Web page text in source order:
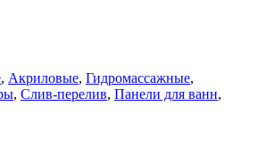
, Акриловые, Гидромассажные,
, Слив-перелив, Панели для ванн,